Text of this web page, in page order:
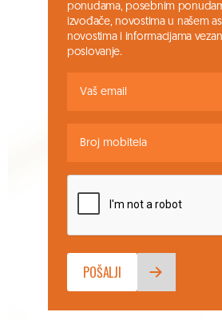
ponudama, posebnim
izvođače, novostima u našem
novostima i informacijama
poslovanje.